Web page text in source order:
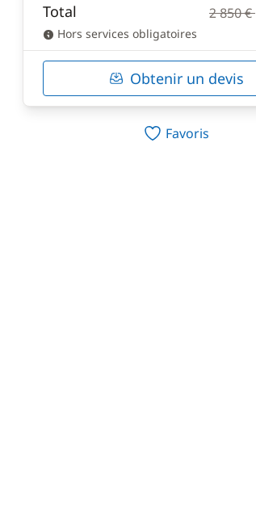
Total 2 850 €
Hors services obligatoires
Obtenir un devis
Favoris